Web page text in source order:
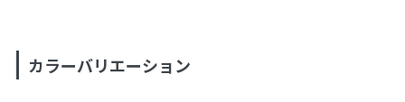
カラーバリエーション